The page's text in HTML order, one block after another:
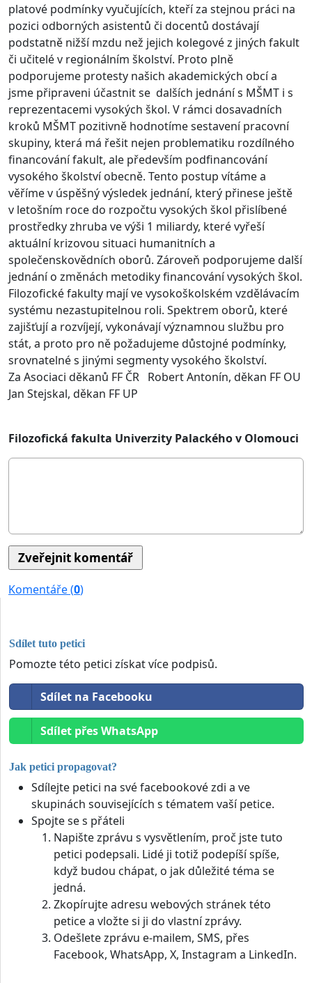
platové podmínky vyučujících, kteří za stejnou práci na
pozici odborných asistentů či docentů dostávají
podstatně nižší mzdu než jejich kolegové z jiných fakult
či učitelé v regionálním školství. Proto plně
podporujeme protesty našich akademických obcí a
jsme připraveni účastnit se dalších jednání s MŠMT i s
reprezentacemi vysokých škol. V rámci dosavadních
kroků MŠMT pozitivně hodnotíme sestavení pracovní
skupiny, která má řešit nejen problematiku rozdílného
financování fakult, ale především podfinancování
vysokého školství obecně. Tento postup vítáme a
věříme v úspěšný výsledek jednání, který přinese ještě
v letošním roce do rozpočtu vysokých škol přislíbené
prostředky zhruba ve výši 1 miliardy, které vyřeší
aktuální krizovou situaci humanitních a
společenskovědních oborů. Zároveň podporujeme další
jednání o změnách metodiky financování vysokých škol.
Filozofické fakulty mají ve vysokoškolském vzdělávacím
systému nezastupitelnou roli. Spektrem oborů, které
zajišťují a rozvíjejí, vykonávají významnou službu pro
stát, a proto pro ně požadujeme důstojné podmínky,
srovnatelné s jinými segmenty vysokého školství.
Za Asociaci děkanů FF ČR Robert Antonín, děkan FF OU
Jan Stejskal, děkan FF UP
Filozofická fakulta Univerzity Palackého v Olomouci
Komentáře (0)
Sdílet tuto petici
Pomozte této petici získat více podpisů.
Sdílet na Facebooku
Sdílet přes WhatsApp
Jak petici propagovat?
Sdílejte petici na své facebookové zdi a ve
skupinách souvisejících s tématem vaší petice.
Spojte se s přáteli
Napište zprávu s vysvětlením, proč jste tuto
petici podepsali. Lidé ji totiž podepíší spíše,
když budou chápat, o jak důležité téma se
jedná.
Zkopírujte adresu webových stránek této
petice a vložte si ji do vlastní zprávy.
Odešlete zprávu e-mailem, SMS, přes
Facebook, WhatsApp, X, Instagram a LinkedIn.